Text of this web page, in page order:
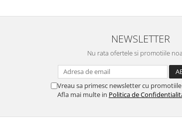
Nu numai ca este
spargere, ci si
Folia avand
asigura si un aspect
NEWSLETTER
Nu rata ofertele si promotiile
Vreau sa primesc newsletter cu
Afla mai multe in Politica de